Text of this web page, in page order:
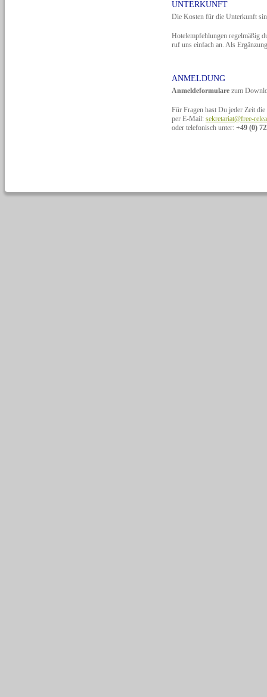
UNTERKUNFT
Die Kosten für die Unterkunft
Hotelempfehlungen regelmäßig
ruf uns einfach an. Als
ANMELDUNG
Anmeldeformulare zum
Für Fragen hast Du jeder Zeit
per E-Mail: sekretariat@free-
oder telefonisch unter: +49 (0)